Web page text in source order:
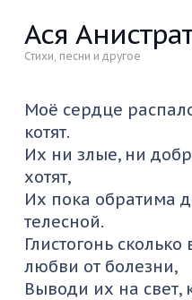
Ася
Стихи, песни и другое
Моё сердце
котят.
Их ни злые, ни
хотят,
Их пока обратима
телесной.
Глистогонь
любви от болезни,
Выводи их на